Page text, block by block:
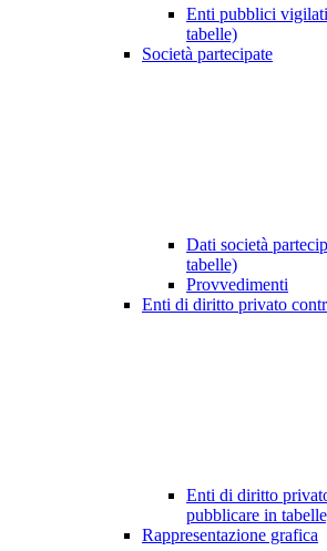
Enti pubblici
tabelle)
Società partecipate
Dati società
tabelle)
Provvedimenti
Enti di diritto privato
Enti di diritto
pubblicare in
Rappresentazione grafica